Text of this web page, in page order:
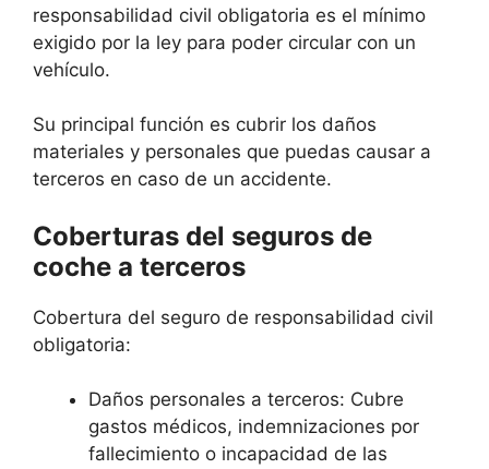
responsabilidad civil obligatoria es el mínimo
exigido por la ley para poder circular con un
vehículo.
Su principal función es cubrir los daños
materiales y personales que puedas causar a
terceros en caso de un accidente.
Coberturas del seguros de
coche a terceros
Cobertura del seguro de responsabilidad civil
obligatoria:
Daños personales a terceros: Cubre
gastos médicos, indemnizaciones por
fallecimiento o incapacidad de las